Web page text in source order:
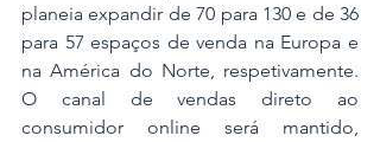
planeia expandir de 70 para 130 e de 36
para 57 espaços de venda na Europa e
na América do Norte, respetivamente.
O canal de vendas direto ao
consumidor online será mantido,